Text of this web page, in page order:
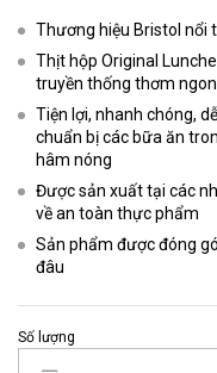
Thương hiệu Bristol nổi
Thịt hộp Original
truyền thống thơm
Tiện lợi, nhanh chóng,
chuẩn bị các bữa ăn
hâm nóng
Được sản xuất tại các
về an toàn thực phẩm
Sản phẩm được đóng
đâu
Số lượng